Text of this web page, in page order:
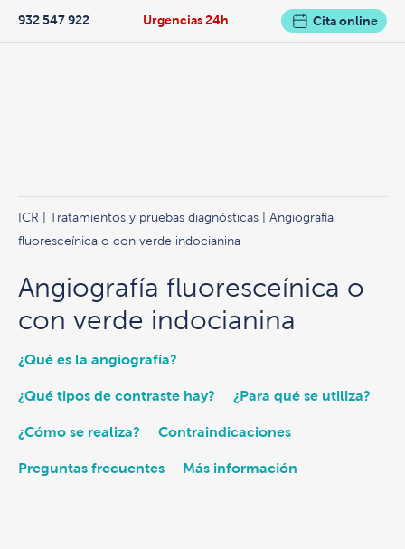
Urgencias 24h
932 547 922 Cita online
ICR Tratamientos y pruebas diagnósticas | Angiografía
fluoresceínica o con verde indocianina
Angiografía fluoresceínica o
con verde indocianina
¿Qué es la angiografía?
¿Qué tipos de contraste hay? ¿Para qué se utiliza?
¿Cómo se realiza? Contraindicaciones
Preguntas frecuentes Más información